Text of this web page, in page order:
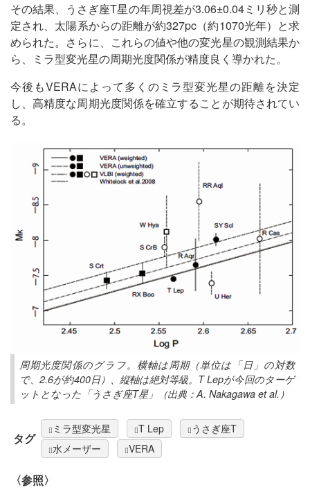
その結果、うさぎ座T星の年周視差が3.06±0.04ミリ秒と測
定され、太陽系からの距離が約327pc（約1070光年）と求
められた。さらに、これらの値や他の変光星の観測結果か
ら、ミラ型変光星の周期光度関係が精度良く導かれた。
今後もVERAによって多くのミラ型変光星の距離を決定
し、高精度な周期光度関係を確立することが期待されてい
る。
周期光度関係のグラフ。横軸は周期（単位は「日」の対数
で、2.6が約400日）、縦軸は絶対等級。T Lepが今回のターゲ
ットとなった「うさぎ座T星」（出典：A. Nakagawa et al.）
タグ
ミラ型変光星 T Lep
うさぎ座T
水メーザー
VERA
〈参照〉